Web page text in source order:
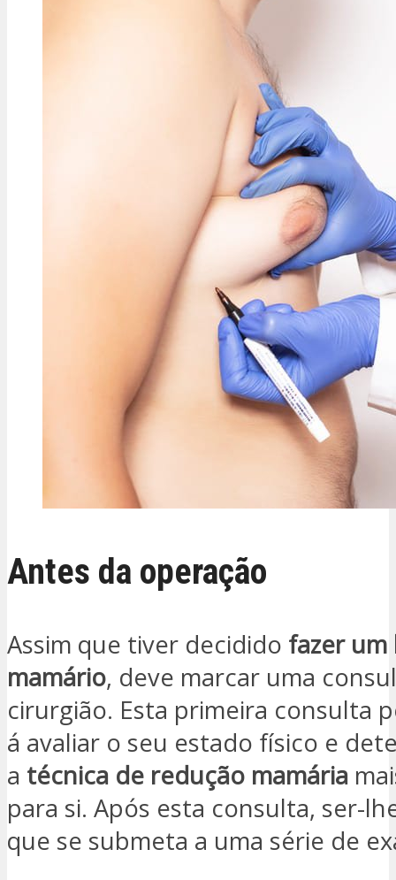
Antes da operação
Assim que tiver decidido fazer
mamário, deve marcar uma
cirurgião. Esta primeira consulta
á avaliar o seu estado físico e
a técnica de redução mamária
para si. Após esta consulta, ser-
que se submeta a uma série de